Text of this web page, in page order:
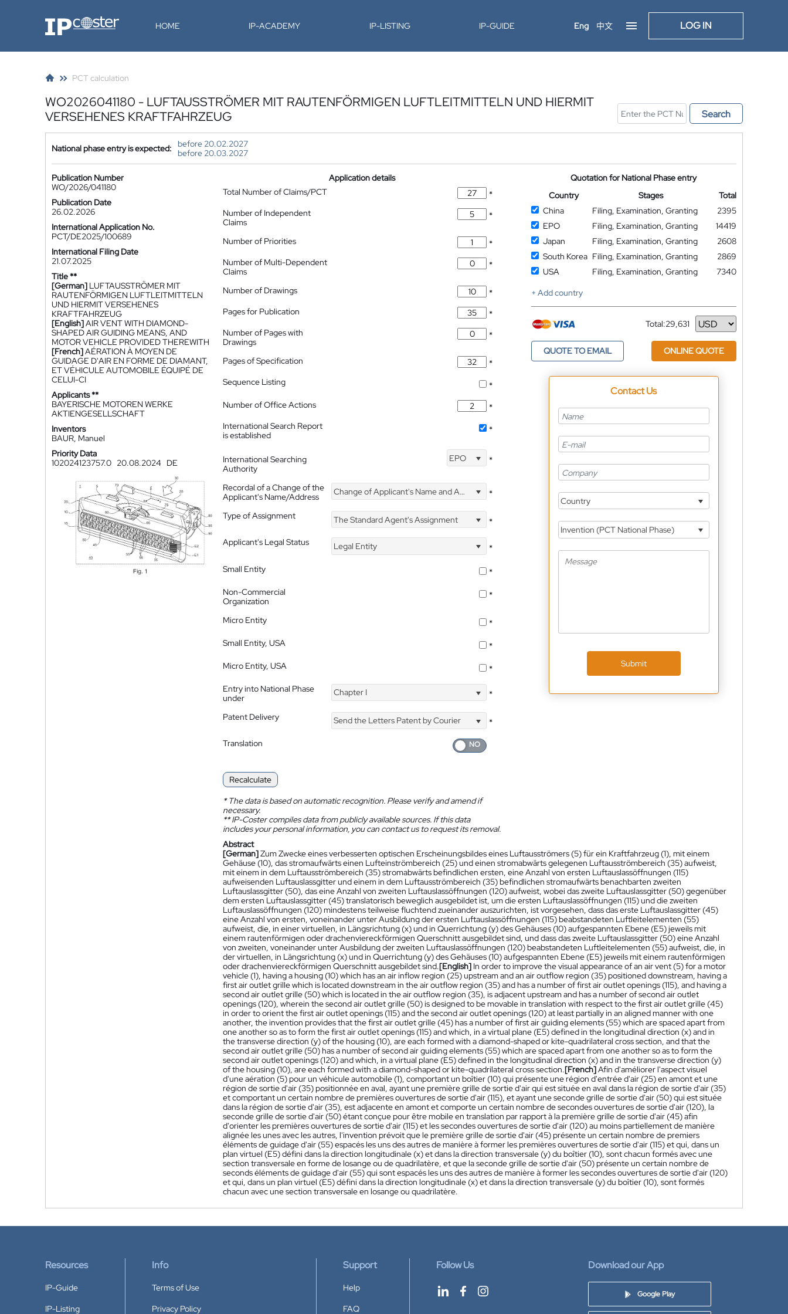
IP-Coster HOME IP-ACADEMY IP-LISTING IP-GUIDE Eng 中文 LOG IN
PCT calculation
WO2026041180 - LUFTAUSSTRÖMER MIT RAUTENFÖRMIGEN LUFTLEITMITTELN UND HIERMIT
VERSEHENES KRAFTFAHRZEUG
Search
National phase entry is expected:
before 20.02.2027
before 20.03.2027
Publication Number
WO/2026/041180
Publication Date
26.02.2026
International Application No.
PCT/DE2025/100689
International Filing Date
21.07.2025
Title **
[German] LUFTAUSSTRÖMER MIT
RAUTENFÖRMIGEN LUFTLEITMITTELN
UND HIERMIT VERSEHENES
KRAFTFAHRZEUG
[English]AIR VENT WITH DIAMOND-
SHAPED AIR GUIDING MEANS, AND
MOTOR VEHICLE PROVIDED THEREWITH
[French]AÉRATION À MOYEN DE
GUIDAGE D'AIR EN FORME DE DIAMANT,
ET VÉHICULE AUTOMOBILE ÉQUIPÉ DE
CELUI-CI
Applicants **
BAYERISCHE MOTOREN WERKE
AKTIENGESELLSCHAFT
Inventors
BAUR, Manuel
Priority Data
102024123757.0 20.08.2024 DE
Application details
Total Number of Claims/PCT
*
Number of Independent
Claims
*
Number of Priorities
*
Number of Multi-Dependent
Claims
*
Number of Drawings
*
Pages for Publication
*
Number of Pages with
Drawings
*
Pages of Specification
*
Sequence Listing
*
Number of Office Actions
*
International Search Report
is established
*
International Searching
Authority
EPO *
Recordal of a Change of the
Applicant's Name/Address
Change of Applicant's Name and Address *
Type of Assignment The Standard Agent's Assignment
*
Applicant's Legal Status
Legal Entity
*
Small Entity
*
Non-Commercial
Organization
*
Micro Entity
*
Small Entity, USA
*
Micro Entity, USA
*
Entry into National Phase
under
Chapter I *
Patent Delivery Send the Letters Patent by Courier
*
Translation
Recalculate
*The data is based on automatic recognition. Please verify and amend if
necessary.
**IP-Coster compiles data from publicly available sources. If this data
includes your personal information, you can contact us to request its removal.
Quotation for National Phase entry
Country
Stages
Total
China
Filing, Examination, Granting
2395
EPO
Filing, Examination, Granting
14419
Japan
Filing, Examination, Granting
2608
South Korea Filing, Examination, Granting
2869
USA
Filing, Examination, Granting
7340
+ Add country
Total:29,631
Currency
QUOTE TO EMAIL ONLINE QUOTE
Contact Us
Country
Invention (PCT National Phase)
Submit
Abstract
[German]Zum Zwecke eines verbesserten optischen Erscheinungsbildes eines Luftausströmers (5) für ein Kraftfahrzeug (1), mit einem
Gehäuse (10), das stromaufwärts einen Lufteinströmbereich (25) und einen stromabwärts gelegenen Luftausströmbereich (35) aufweist,
mit einem in dem Luftausströmbereich (35) stromabwärts befindlichen ersten, eine Anzahl von ersten Luftauslassöffnungen (115)
aufweisenden Luftauslassgitter und einem in dem Luftausströmbereich (35) befindlichen stromaufwärts benachbarten zweiten
Luftauslassgitter (50), das eine Anzahl von zweiten Luftauslassöffnungen (120) aufweist, wobei das zweite Luftauslassgitter (50) gegenüber
dem ersten Luftauslassgitter (45) translatorisch beweglich ausgebildet ist, um die ersten Luftauslassöffnungen (115) und die zweiten
Luftauslassöffnungen (120) mindestens teilweise fluchtend zueinander auszurichten, ist vorgesehen, dass das erste Luftauslassgitter (45)
eine Anzahl von ersten, voneinander unter Ausbildung der ersten Luftauslassöffnungen (115) beabstandeten Luftleitelementen (55)
aufweist, die, in einer virtuellen, in Längsrichtung (x) und in Querrichtung (y) des Gehäuses (10) aufgespannten Ebene (E5) jeweils mit
einem rautenförmigen oder drachenviereckförmigen Querschnitt ausgebildet sind, und dass das zweite Luftauslassgitter (50) eine Anzahl
von zweiten, voneinander unter Ausbildung der zweiten Luftauslassöffnungen (120) beabstandeten Luftleitelementen (55) aufweist, die, in
der virtuellen, in Längsrichtung (x) und in Querrichtung (y) des Gehäuses (10) aufgespannten Ebene (E5) jeweils mit einem rautenförmigen
oder drachenviereckförmigen Querschnitt ausgebildet sind.[English] In order to improve the visual appearance of an air vent (5) for a motor
vehicle (1), having a housing (10) which has an air inflow region (25) upstream and an air outflow region (35) positioned downstream, having a
first air outlet grille which is located downstream in the air outflow region (35) and has a number of first air outlet openings (115), and having a
second air outlet grille (50) which is located in the air outflow region (35), is adjacent upstream and has a number of second air outlet
openings (120), wherein the second air outlet grille (50) is designed to be movable in translation with respect to the first air outlet grille (45)
in order to orient the first air outlet openings (115) and the second air outlet openings (120) at least partially in an aligned manner with one
another, the invention provides that the first air outlet grille (45) has a number of first air guiding elements (55) which are spaced apart from
one another so as to form the first air outlet openings (115) and which, in a virtual plane (E5) defined in the longitudinal direction (x) and in
the transverse direction (y) of the housing (10), are each formed with a diamond-shaped or kite-quadrilateral cross section, and that the
second air outlet grille (50) has a number of second air guiding elements (55) which are spaced apart from one another so as to form the
second air outlet openings (120) and which, in a virtual plane (E5) defined in the longitudinal direction (x) and in the transverse direction (y)
of the housing (10), are each formed with a diamond-shaped or kite-quadrilateral cross section.[French]Afin d'améliorer l'aspect visuel
d'une aération (5) pour un véhicule automobile (1), comportant un boîtier (10) qui présente une région d'entrée d'air (25) en amont et une
région de sortie d'air (35) positionnée en aval, ayant une première grille de sortie d'air qui est située en aval dans la région de sortie d'air (35)
et comportant un certain nombre de premières ouvertures de sortie d'air (115), et ayant une seconde grille de sortie d'air (50) qui est située
dans la région de sortie d'air (35), est adjacente en amont et comporte un certain nombre de secondes ouvertures de sortie d'air (120), la
seconde grille de sortie d'air (50) étant conçue pour être mobile en translation par rapport à la première grille de sortie d'air (45) afin
d'orienter les premières ouvertures de sortie d'air (115) et les secondes ouvertures de sortie d'air (120) au moins partiellement de manière
alignée les unes avec les autres, l'invention prévoit que le première grille de sortie d'air (45) présente un certain nombre de premiers
éléments de guidage d'air (55) espacés les uns des autres de manière à former les premières ouvertures de sortie d'air (115) et qui, dans un
plan virtuel (E5) défini dans la direction longitudinale (x) et dans la direction transversale (y) du boîtier (10), sont chacun formés avec une
section transversale en forme de losange ou de quadrilatère, et que la seconde grille de sortie d'air (50) présente un certain nombre de
seconds éléments de guidage d'air (55) qui sont espacés les uns des autres de manière à former les secondes ouvertures de sortie d'air (120)
et qui, dans un plan virtuel (E5) défini dans la direction longitudinale (x) et dans la direction transversale (y) du boîtier (10), sont formés
chacun avec une section transversale en losange ou quadrilatère.
Resources
IP-Guide
IP-Listing
Info
Terms of Use
Privacy Policy
Support
Help
FAQ
Follow Us Download our App
Google Play